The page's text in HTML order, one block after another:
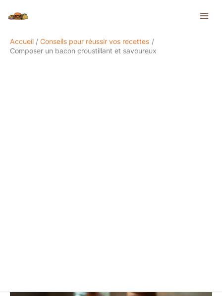
Accueil
Conseils pour réussir vos recettes
Composer un bacon croustillant et savoureux